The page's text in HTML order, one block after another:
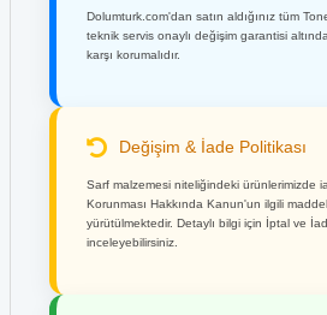
Dolumturk.com'dan satın aldığınız tüm
teknik servis onaylı değişim garantisi
karşı korumalıdır.
Değişim & İade Politikası
Sarf malzemesi niteliğindeki ürünlerimizde
Korunması Hakkında Kanun'un ilgili
yürütülmektedir. Detaylı bilgi için İptal ve
inceleyebilirsiniz.